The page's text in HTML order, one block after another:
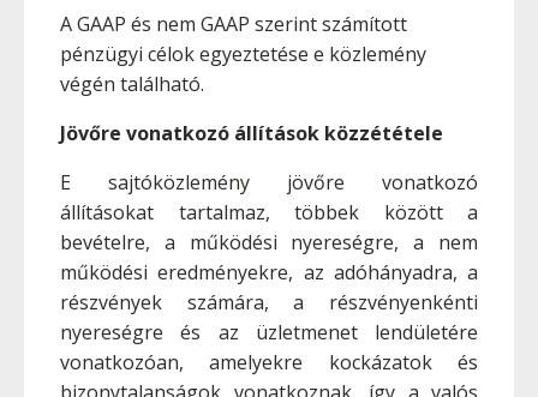
A GAAP és nem GAAP szerint számított
pénzügyi célok egyeztetése e közlemény
végén található.
Jövőre vonatkozó állítások közzététele
E sajtóközlemény jövőre vonatkozó
állításokat tartalmaz, többek között a
bevételre, a működési nyereségre, a nem
működési eredményekre, az adóhányadra, a
részvények számára, a részvényenkénti
nyereségre és az üzletmenet lendületére
vonatkozóan, amelyekre kockázatok és